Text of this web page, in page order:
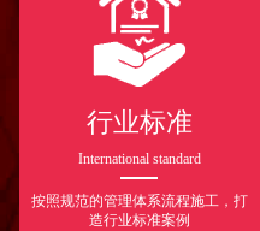
行业标准
International standard
按照规范的管理体系流程施工，打
造行业标准案例